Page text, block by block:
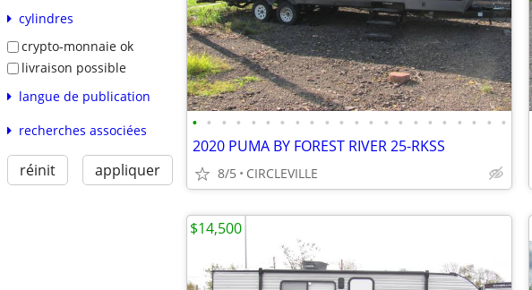
cylindres
crypto-monnaie ok
livraison possible
langue de publication
recherches associées
réinit appliquer
• • • • • • • • • • • • • • • • • • • • • •
2020 PUMA BY FOREST RIVER 25-RKSS
8/5 CIRCLEVILLE
$14,500